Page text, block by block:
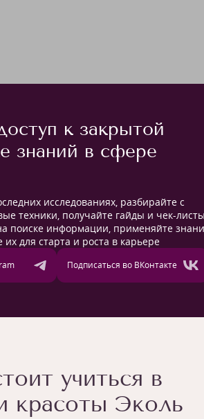
к закрытой
знаний в сфере
исследованиях, разбирайте с
техники, получайте гайды и чек-
поиске информации, применяйте
их для старта и роста в карьере
Подписаться во ВКонтакте
учиться в
красоты Эколь